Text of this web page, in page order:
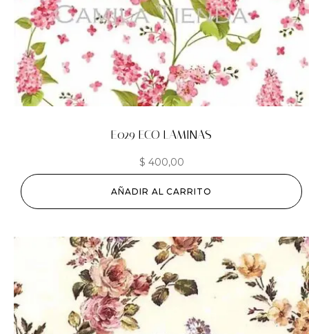
E029 ECO LAMINAS
$ 400,00
AÑADIR AL CARRITO